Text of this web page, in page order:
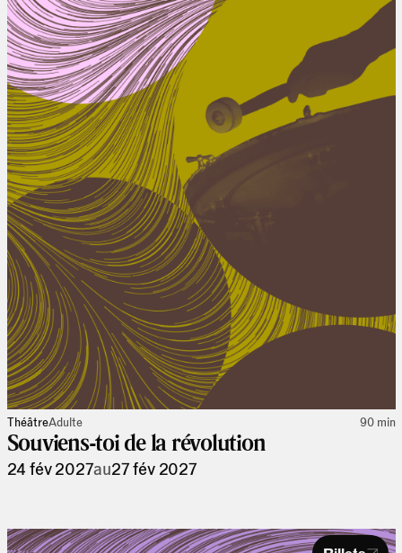
ThéâtreAdulte 90 min
Souviens-toi de la révolution
24 fév 2027au27 fév 2027